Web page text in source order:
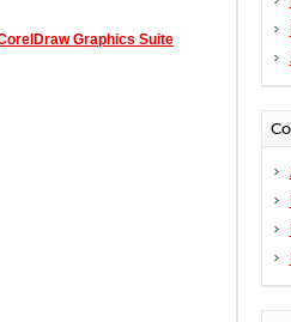
Graphics Suite